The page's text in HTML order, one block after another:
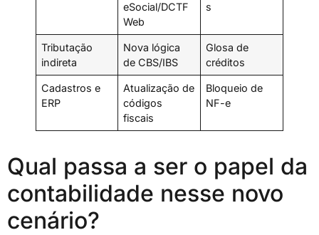
eSocial/DCTF
Web
s
Tributação
indireta
Nova lógica
de CBS/IBS
Glosa de
créditos
Cadastros e
ERP
Atualização de
códigos
fiscais
Bloqueio de
NF-e
Qual passa a ser o papel da
contabilidade nesse novo
cenário?